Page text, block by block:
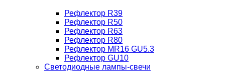
Рефлектор R39
Рефлектор R50
Рефлектор R63
Рефлектор R80
Рефлектор MR16 GU5.3
Рефлектор GU10
Светодиодные лампы-свечи